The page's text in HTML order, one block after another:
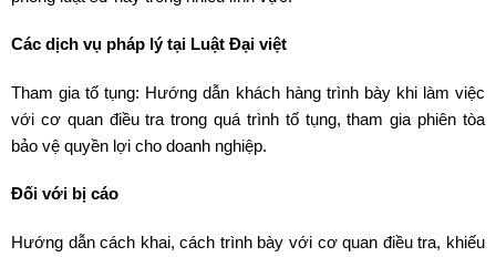
Các dịch vụ pháp lý tại Luật Đại việt
Tham gia tố tụng: Hướng dẫn khách hàng trình bày khi làm việc
với cơ quan điều tra trong quá trình tố tụng, tham gia phiên tòa
bảo vệ quyền lợi cho doanh nghiệp.
Đối với bị cáo
Hướng dẫn cách khai, cách trình bày với cơ quan điều tra, khiếu